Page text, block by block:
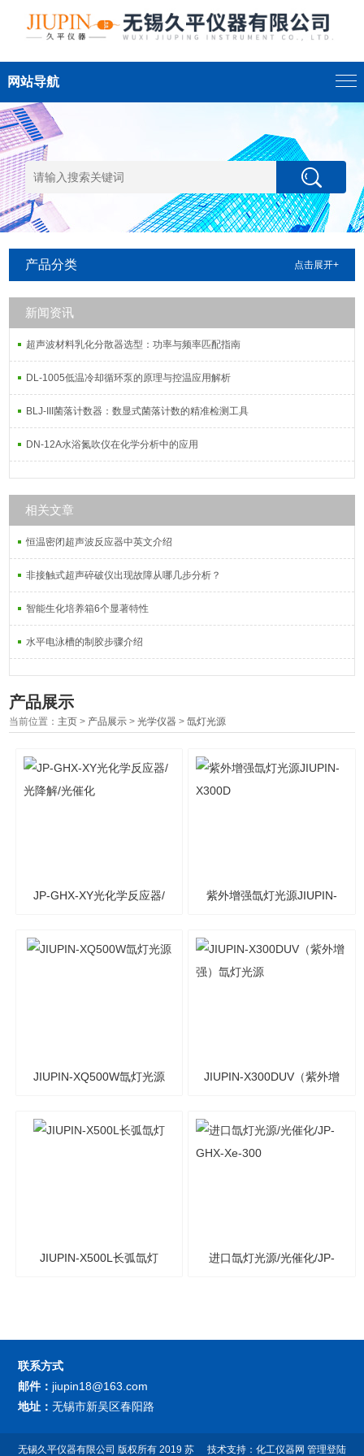
网站导航
产品分类 点击展开+
新闻资讯
超声波材料乳化分散器选型：功率与频率匹配指南
DL-1005低温冷却循环泵的原理与控温应用解析
BLJ-III菌落计数器：数显式菌落计数的精准检测工具
DN-12A水浴氮吹仪在化学分析中的应用
相关文章
恒温密闭超声波反应器中英文介绍
非接触式超声碎破仪出现故障从哪几步分析？
智能生化培养箱6个显著特性
水平电泳槽的制胶步骤介绍
产品展示
当前位置： 主页 > 产品展示 >光学仪器 >氙灯光源
JP-GHX-XY光化学反应器/ 紫外增强氙灯光源JIUPIN-
JIUPIN-XQ500W氙灯光源 JIUPIN-X300DUV（紫外增
JIUPIN-X500L长弧氙灯 进口氙灯光源/光催化/JP-
联系方式
邮件： jiupin18@163.com
地址：无锡市新吴区春阳路
技术支持： 化工仪器网 管理登陆
无锡久平仪器有限公司 版权所有 2019苏